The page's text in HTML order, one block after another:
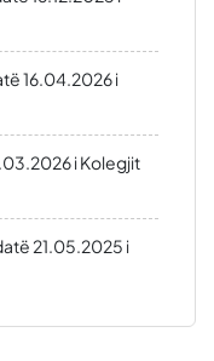
16.04.2026 i
i Kolegjit
21.05.2025 i